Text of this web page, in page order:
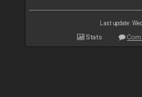
Last update:
Stats